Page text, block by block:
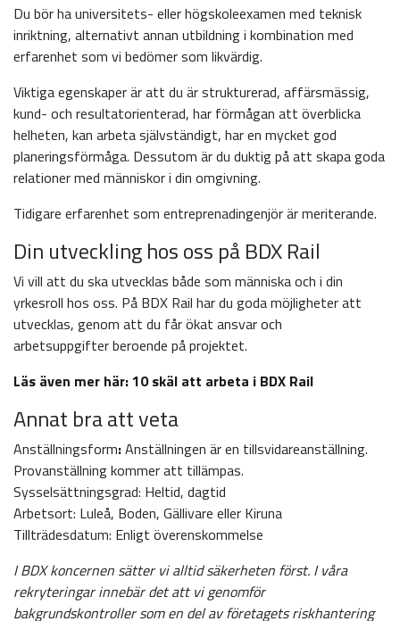
Du bör ha universitets- eller högskoleexamen med teknisk
inriktning, alternativt annan utbildning i kombination med
erfarenhet som vi bedömer som likvärdig.
Viktiga egenskaper är att du är strukturerad, affärsmässig,
kund- och resultatorienterad, har förmågan att överblicka
helheten, kan arbeta självständigt, har en mycket god
planeringsförmåga. Dessutom är du duktig på att skapa goda
relationer med människor i din omgivning.
Tidigare erfarenhet som entreprenadingenjör är meriterande.
Din utveckling hos oss på BDX Rail
Vi vill att du ska utvecklas både som människa och i din
yrkesroll hos oss. På BDX Rail har du goda möjligheter att
utvecklas, genom att du får ökat ansvar och
arbetsuppgifter beroende på projektet.
Läs även mer här: 10 skäl att arbeta i BDX Rail
Annat bra att veta
Anställningsform:Anställningen är en tillsvidareanställning.
Provanställning kommer att tillämpas.
Sysselsättningsgrad: Heltid, dagtid
Arbetsort: Luleå, Boden, Gällivare eller Kiruna
Tillträdesdatum: Enligt överenskommelse
I BDX koncernen sätter vi alltid säkerheten först. I våra
rekryteringar innebär det att vi genomför
bakgrundskontroller som en del av företagets riskhantering